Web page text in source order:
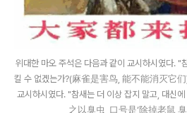
위대한 마오 주석은 다음과 같이 교시하시였다. "
킬 수 없겠는가?(麻雀是害鸟, 能不能消灭它们
교시하시였다. "참새는 더 이상 잡지 말고, 대
之以臭虫, 口号是‘除掉老鼠,